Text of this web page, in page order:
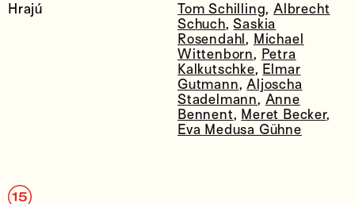
Hrajú
Tom Schilling,Albrecht
Schuch,Saskia
Rosendahl, Michael
Wittenborn, Petra
Kalkutschke, Elmar
Gutmann,Aljoscha
Stadelmann, Anne
Bennent, Meret Becker,
Eva Medusa Gühne